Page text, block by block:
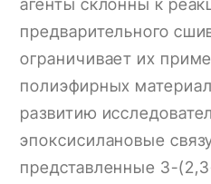
агенты склонны к
предварительного
ограничивает их
полиэфирных
развитию
эпоксисилановые
представленные 3-